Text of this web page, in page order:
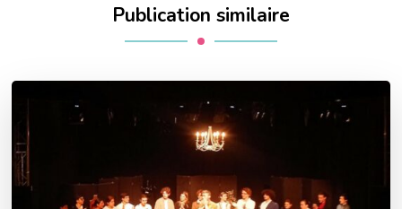
Publication similaire